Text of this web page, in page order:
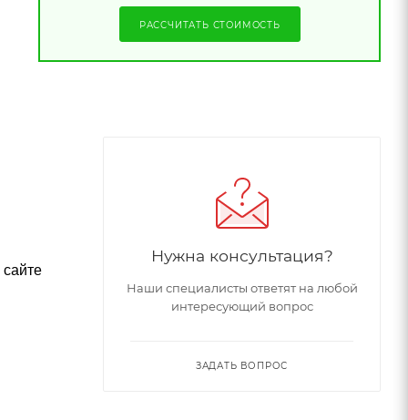
РАССЧИТАТЬ СТОИМОСТЬ
Нужна консультация?
Наши специалисты ответят на любой
интересующий вопрос
ЗАДАТЬ ВОПРОС